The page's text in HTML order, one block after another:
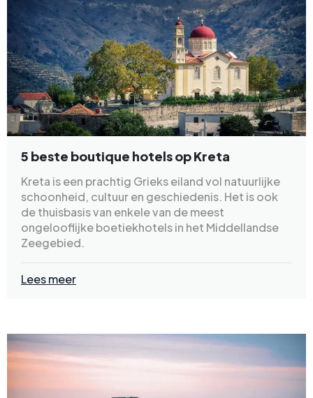
5 beste boutique hotels op Kreta
Kreta is een prachtig Grieks eiland vol natuurlijke
schoonheid, cultuur en geschiedenis. Het is ook
de thuisbasis van enkele van de meest
ongelooflijke boetiekhotels in het Middellandse
Zeegebied.
Lees meer